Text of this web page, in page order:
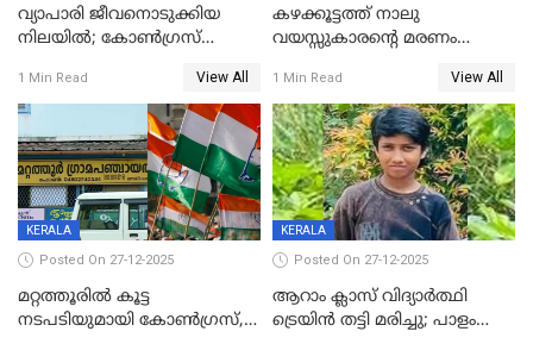
വ്യാപാരി ജീവനൊടുക്കിയ
നിലയില്‍; കോണ്‍ഗ്രസ്
മാനസികപീഡനമെന്ന് കുറിപ്പ്
1 Min Read View All
കഴക്കൂട്ടത്ത് നാലു
വയസ്സുകാരന്റെ മരണം
സുഹൃത്തും പൊലീസ്
കസ്റ്റഡിയിൽ
1 Min Read View All
KERALA
Posted On 27-12-2025
മറ്റത്തൂരിൽ കൂട്ട
നടപടിയുമായി കോണ്‍ഗ്രസ്,
KERALA
Posted On 27-12-2025
ആറാം ക്ലാസ് വിദ്യാർത്ഥി
ട്രെയിൻ തട്ടി മരിച്ചു; പാളം